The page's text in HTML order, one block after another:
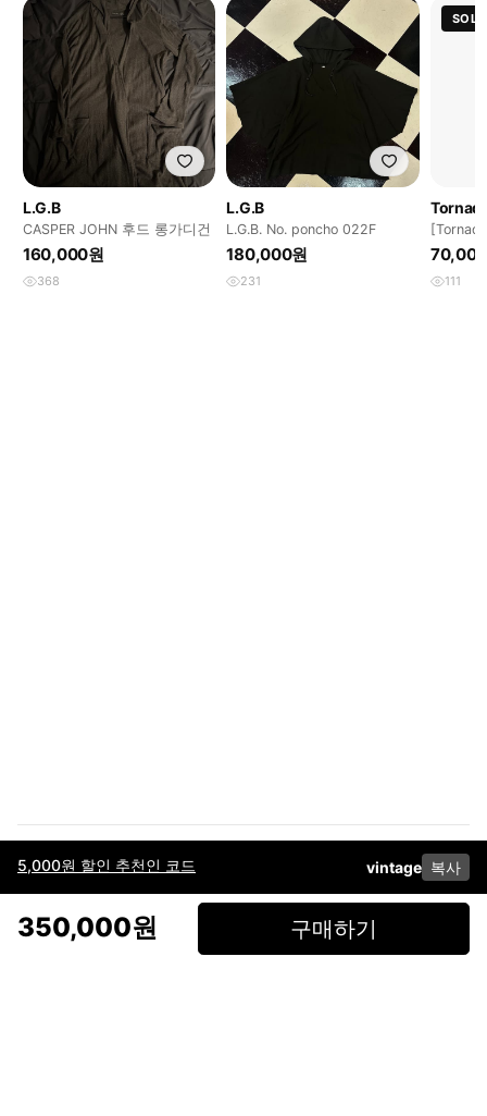
5,000원 할인 추천인 코드 vintage 복사
350,000원 구매하기
L.G.B
CASPER JOHN 후드 롱가디건
160,000원
368
L.G.B
L.G.B. No. poncho 022F
180,000원
231
SOLD
이프 오
111
이용약관고객센터판매개인정보 처리방침사업자 정보다운로드
페이스북